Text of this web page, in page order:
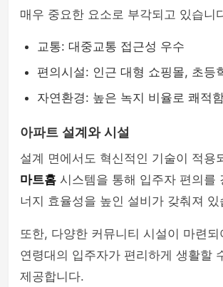
매우 중요한 요소로 부각되고 있습니
교통: 대중교통 접근성 우수
편의시설: 인근 대형 쇼핑몰, 초등
자연환경: 높은 녹지 비율로 쾌적
아파트 설계와 시설
설계 면에서도 혁신적인 기술이 적용
마트홈 시스템을 통해 입주자 편의를
너지 효율성을 높인 설비가 갖춰져 있
또한, 다양한 커뮤니티 시설이 마련
연령대의 입주자가 편리하게 생활할
제공합니다.